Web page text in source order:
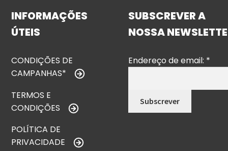
INFORMAÇÕES
ÚTEIS
CONDIÇÕES DE
CAMPANHAS*
TERMOS E
CONDIÇÕES
POLÍTICA DE
PRIVACIDADE
SUBSCREVER A
NOSSA
Endereço de email: *